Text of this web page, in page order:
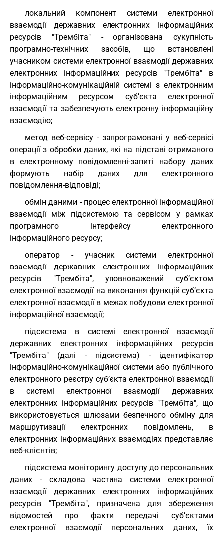
локальний компонент системи електронної
взаємодії державних електронних інформаційних
ресурсів "Трембіта" - організована сукупність
програмно-технічних засобів, що встановлені
учасником системи електронної взаємодії державних
електронних інформаційних ресурсів "Трембіта" в
інформаційно-комунікаційній системі з електронним
інформаційним ресурсом суб’єкта електронної
взаємодії та забезпечують електронну інформаційну
взаємодію;
метод веб-сервісу - запрограмовані у веб-сервісі
операції з обробки даних, які на підставі отриманого
в електронному повідомленні-запиті набору даних
формують набір даних для електронного
повідомлення-відповіді;
обмін даними - процес електронної інформаційної
взаємодії між підсистемою та сервісом у рамках
програмного інтерфейсу електронного
інформаційного ресурсу;
оператор - учасник системи електронної
взаємодії державних електронних інформаційних
ресурсів "Трембіта", уповноважений суб’єктом
електронної взаємодії на виконання функцій суб’єкта
електронної взаємодії в межах побудови електронної
інформаційної взаємодії;
підсистема в системі електронної взаємодії
державних електронних інформаційних ресурсів
"Трембіта" (далі - підсистема) - ідентифікатор
інформаційно-комунікаційної системи або публічного
електронного реєстру суб’єкта електронної взаємодії
в системі електронної взаємодії державних
електронних інформаційних ресурсів "Трембіта", що
використовується шлюзами безпечного обміну для
маршрутизації електронних повідомлень, в
електронних інформаційних взаємодіях представляє
веб-клієнтів;
підсистема моніторингу доступу до персональних
даних - складова частина системи електронної
взаємодії державних електронних інформаційних
ресурсів "Трембіта", призначена для збереження
відомостей про факти передачі суб’єктами
електронної взаємодії персональних даних, їх